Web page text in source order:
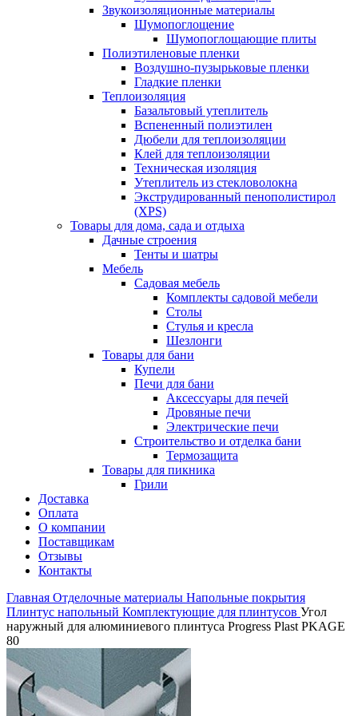
Звукоизоляционные материалы
Шумопоглощение
Шумопоглощающие плиты
Полиэтиленовые пленки
Воздушно-пузырьковые пленки
Гладкие пленки
Теплоизоляция
Базальтовый утеплитель
Вспененный полиэтилен
Дюбели для теплоизоляции
Клей для теплоизоляции
Техническая изоляция
Утеплитель из стекловолокна
Экструдированный пенополистирол
(XPS)
Товары для дома, сада и отдыха
Дачные строения
Тенты и шатры
Мебель
Садовая мебель
Комплекты садовой мебели
Столы
Стулья и кресла
Шезлонги
Товары для бани
Купели
Печи для бани
Аксессуары для печей
Дровяные печи
Электрические печи
Строительство и отделка бани
Термозащита
Товары для пикника
Грили
Доставка
Оплата
О компании
Поставщикам
Отзывы
Контакты
Главная Отделочные материалы Напольные покрытия
Плинтус напольный Комплектующие для плинтусов Угол
наружный для алюминиевого плинтуса Progress Plast PKAGE
80